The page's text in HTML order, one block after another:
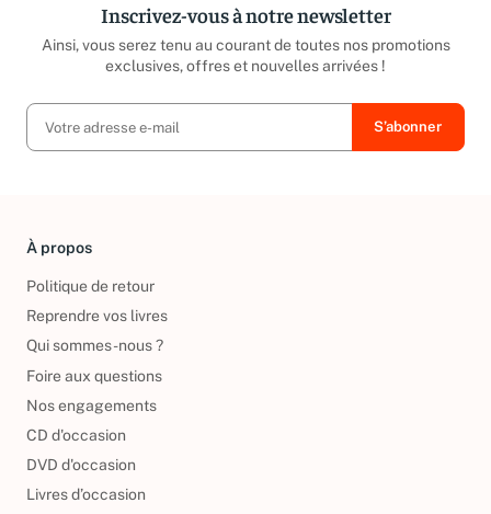
Inscrivez-vous à notre newsletter
Ainsi, vous serez tenu au courant de toutes nos promotions
exclusives, offres et nouvelles arrivées !
À propos
Politique de retour
Reprendre vos livres
Qui sommes-nous ?
Foire aux questions
Nos engagements
CD d'occasion
DVD d'occasion
Livres d’occasion